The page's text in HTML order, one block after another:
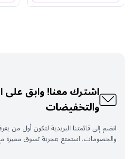
اشترك معنا! وابق على
والتخفيضات
انضم إلى قائمتنا البريدية لتكون أول
والخصومات. استمتع بتجربة تسوق